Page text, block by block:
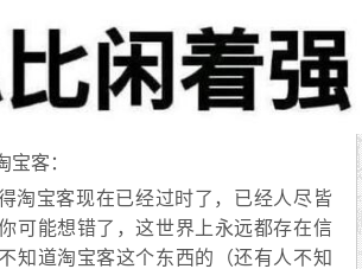
宝客：
淘宝客现在已经过时了，已经人尽皆
可能想错了，这世界上永远都存在信
知道淘宝客这个东西的（还有人不知